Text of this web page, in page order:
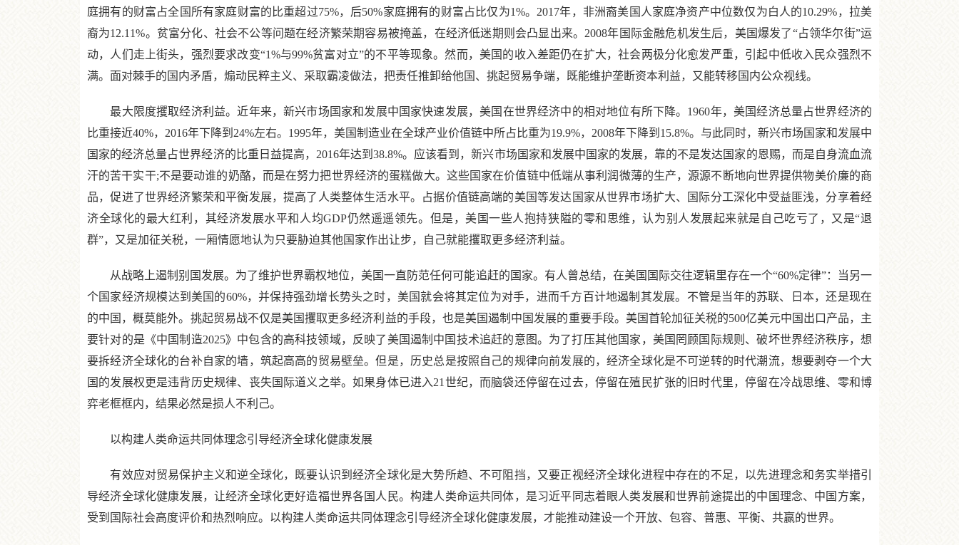
庭拥有的财富占全国所有家庭财富的比重超过75%，后50%家庭拥有的财富占比仅为1%。2017年，非洲裔美国人家庭净资产中位数仅为白人的10.29%，拉美
裔为12.11%。贫富分化、社会不公等问题在经济繁荣期容易被掩盖，在经济低迷期则会凸显出来。2008年国际金融危机发生后，美国爆发了“占领华尔街”运
动，人们走上街头，强烈要求改变“1%与99%贫富对立”的不平等现象。然而，美国的收入差距仍在扩大，社会两极分化愈发严重，引起中低收入民众强烈不
满。面对棘手的国内矛盾，煽动民粹主义、采取霸凌做法，把责任推卸给他国、挑起贸易争端，既能维护垄断资本利益，又能转移国内公众视线。
最大限度攫取经济利益。近年来，新兴市场国家和发展中国家快速发展，美国在世界经济中的相对地位有所下降。1960年，美国经济总量占世界经济的
比重接近40%，2016年下降到24%左右。1995年，美国制造业在全球产业价值链中所占比重为19.9%，2008年下降到15.8%。与此同时，新兴市场国家和发展中
国家的经济总量占世界经济的比重日益提高，2016年达到38.8%。应该看到，新兴市场国家和发展中国家的发展，靠的不是发达国家的恩赐，而是自身流血流
汗的苦干实干;不是要动谁的奶酪，而是在努力把世界经济的蛋糕做大。这些国家在价值链中低端从事利润微薄的生产，源源不断地向世界提供物美价廉的商
品，促进了世界经济繁荣和平衡发展，提高了人类整体生活水平。占据价值链高端的美国等发达国家从世界市场扩大、国际分工深化中受益匪浅，分享着经
济全球化的最大红利，其经济发展水平和人均GDP仍然遥遥领先。但是，美国一些人抱持狭隘的零和思维，认为别人发展起来就是自己吃亏了，又是“退
群”，又是加征关税，一厢情愿地认为只要胁迫其他国家作出让步，自己就能攫取更多经济利益。
从战略上遏制别国发展。为了维护世界霸权地位，美国一直防范任何可能追赶的国家。有人曾总结，在美国国际交往逻辑里存在一个“60%定律”：当另一
个国家经济规模达到美国的60%，并保持强劲增长势头之时，美国就会将其定位为对手，进而千方百计地遏制其发展。不管是当年的苏联、日本，还是现在
的中国，概莫能外。挑起贸易战不仅是美国攫取更多经济利益的手段，也是美国遏制中国发展的重要手段。美国首轮加征关税的500亿美元中国出口产品，主
要针对的是《中国制造2025》中包含的高科技领域，反映了美国遏制中国技术追赶的意图。为了打压其他国家，美国罔顾国际规则、破坏世界经济秩序，想
要拆经济全球化的台补自家的墙，筑起高高的贸易壁垒。但是，历史总是按照自己的规律向前发展的，经济全球化是不可逆转的时代潮流，想要剥夺一个大
国的发展权更是违背历史规律、丧失国际道义之举。如果身体已进入21世纪，而脑袋还停留在过去，停留在殖民扩张的旧时代里，停留在冷战思维、零和博
弈老框框内，结果必然是损人不利己。
以构建人类命运共同体理念引导经济全球化健康发展
有效应对贸易保护主义和逆全球化，既要认识到经济全球化是大势所趋、不可阻挡，又要正视经济全球化进程中存在的不足，以先进理念和务实举措引
导经济全球化健康发展，让经济全球化更好造福世界各国人民。构建人类命运共同体，是习近平同志着眼人类发展和世界前途提出的中国理念、中国方案，
受到国际社会高度评价和热烈响应。以构建人类命运共同体理念引导经济全球化健康发展，才能推动建设一个开放、包容、普惠、平衡、共赢的世界。